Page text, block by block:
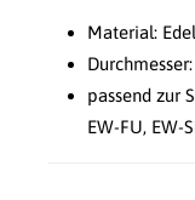
Material:
passend zur
EW-FU, EW-